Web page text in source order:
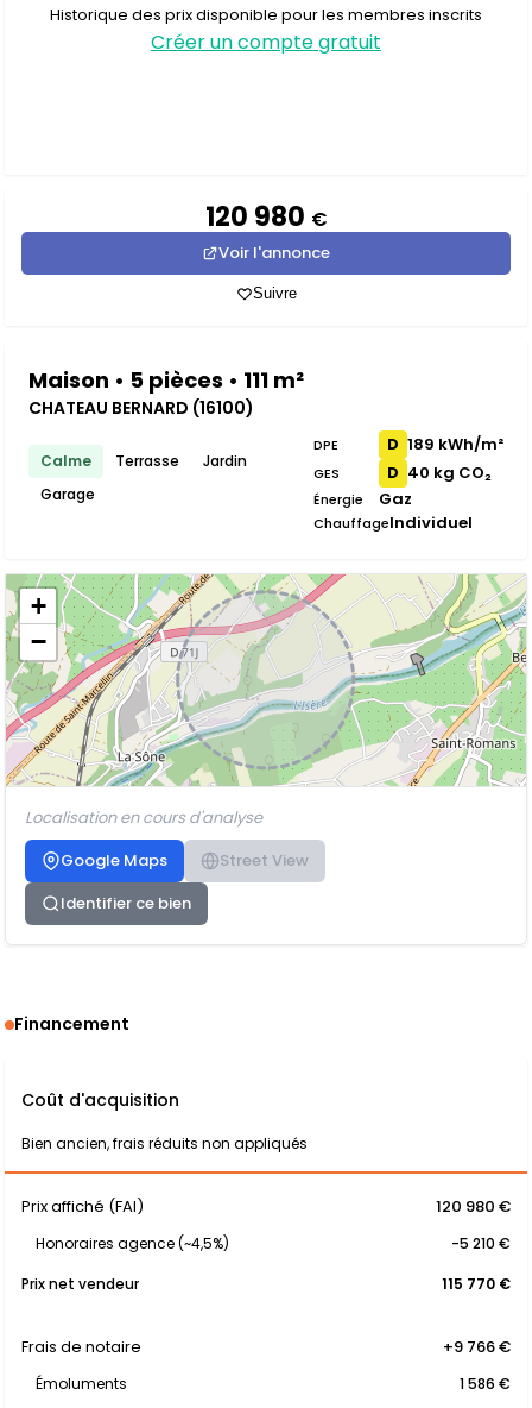
Historique des prix disponible pour les membres inscrits
Créer un compte gratuit
120 980 €
Voir l'annonce
Suivre
Maison • 5 pièces • 111 m²
CHATEAU BERNARD (16100)
Calme Terrasse
Jardin
Garage
DPE D 189 kWh/m²
GES D 40 kg CO₂
Énergie Gaz
ChauffageIndividuel
+
−
Localisation en cours d'analyse
Google Maps
Street View
Identifier ce bien
Financement
Coût d'acquisition
Bien ancien, frais réduits non appliqués
Prix affiché (FAI) 120 980 €
Honoraires agence (~4,5%)
-5 210 €
Prix net vendeur
115 770 €
Frais de notaire +9 766 €
Émoluments
1 586 €